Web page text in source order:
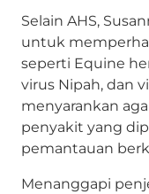
Selain AHS,
untuk
seperti Equine
virus Nipah, dan
menyarankan
penyakit yang
pemantauan
Menanggapi